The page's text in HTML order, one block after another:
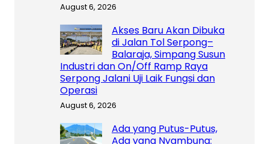
August 6, 2026
Akses Baru Akan Dibuka
di Jalan Tol Serpong–
Balaraja, Simpang Susun
Industri dan On/Off Ramp Raya
Serpong Jalani Uji Laik Fungsi dan
Operasi
August 6, 2026
Ada yang Putus-Putus,
Ada yang Nyambung: